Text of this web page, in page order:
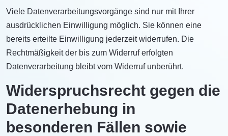
Viele Datenverarbeitungsvorgänge sind nur mit Ihrer
ausdrücklichen Einwilligung möglich. Sie können eine
bereits erteilte Einwilligung jederzeit widerrufen. Die
Rechtmäßigkeit der bis zum Widerruf erfolgten
Datenverarbeitung bleibt vom Widerruf unberührt.
Widerspruchsrecht gegen die
Datenerhebung in
besonderen Fällen sowie